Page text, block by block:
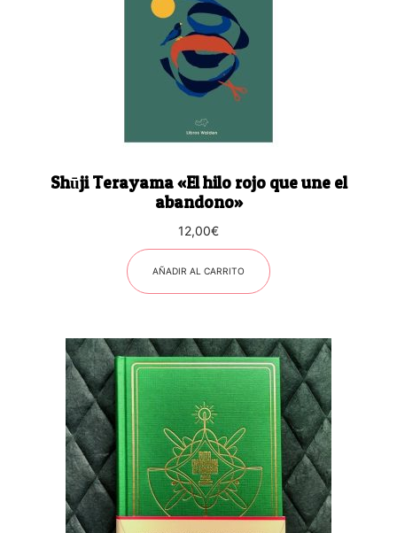
Shūji Terayama «El hilo rojo que une el
abandono»
12,00€
AÑADIR AL CARRITO